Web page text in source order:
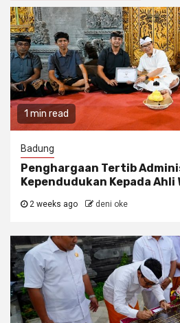
1 min read
Badung
Penghargaan Tertib
Kependudukan Kepada Ahli
2 weeks ago deni oke